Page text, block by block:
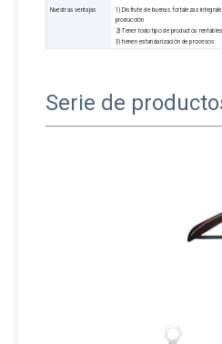
Nuestras ventajas
1) Disfrute de buenas fortalezas
producción
2) Tener todo tipo de productos
3) tienen estandarización de procesos
Serie de